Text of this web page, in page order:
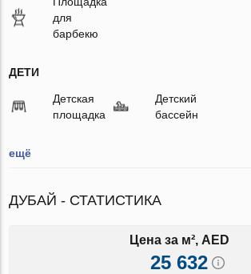
для
барбекю
ДЕТИ
Детская
площадка
Детский
бассейн
ещё
ДУБАЙ - СТАТИСТИКА
Цена за м², AED
25 632